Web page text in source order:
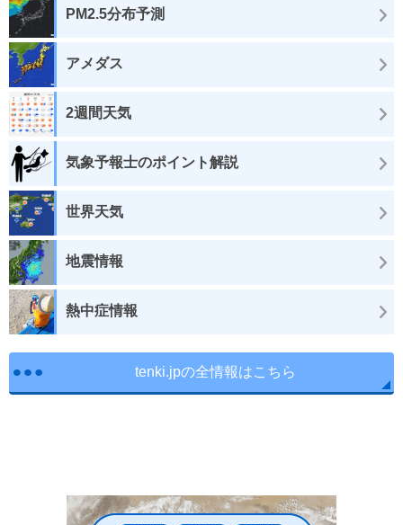
PM2.5分布予測
アメダス
2週間天気
気象予報士のポイント解説
世界天気
地震情報
熱中症情報
tenki.jpの全情報はこちら